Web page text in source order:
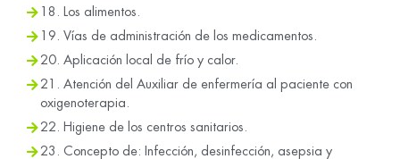
18. Los alimentos.
19. Vías de administración de los medicamentos.
20. Aplicación local de frío y calor.
21. Atención del Auxiliar de enfermería al paciente con
oxigenoterapia.
22. Higiene de los centros sanitarios.
23. Concepto de: Infección, desinfección, asepsia y